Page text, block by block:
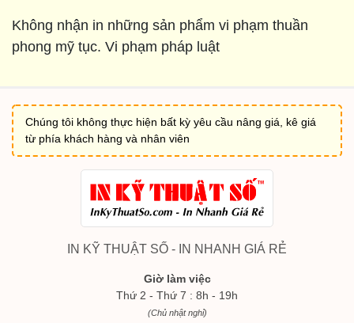
Không nhận in những sản phẩm vi phạm thuần
phong mỹ tục. Vi phạm pháp luật
Chúng tôi không thực hiện bất kỳ yêu cầu nâng giá, kê giá
từ phía khách hàng và nhân viên
IN KỸ THUẬT SỐ - IN NHANH GIÁ RẺ
Giờ làm việc
Thứ 2 - Thứ 7 : 8h - 19h
(Chủ nhật nghỉ)